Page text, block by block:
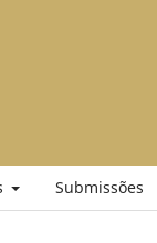
Submissões